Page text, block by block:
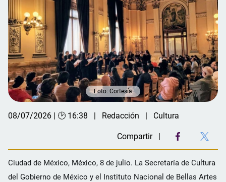
Foto: Cortesía
08/07/2026 | 🕑 16:38 Redacción Cultura
Compartir
Ciudad de México, México, 8 de julio. La Secretaría de Cultura
del Gobierno de México y el Instituto Nacional de Bellas Artes